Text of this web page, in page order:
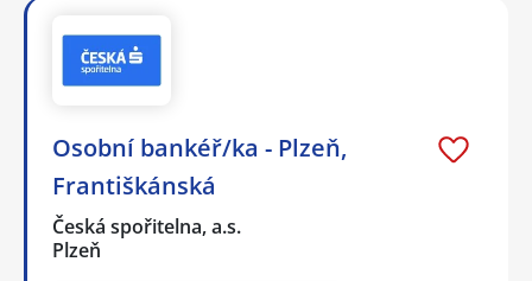
Osobní bankéř/ka - Plzeň,
Františkánská
Česká spořitelna, a.s.
Plzeň